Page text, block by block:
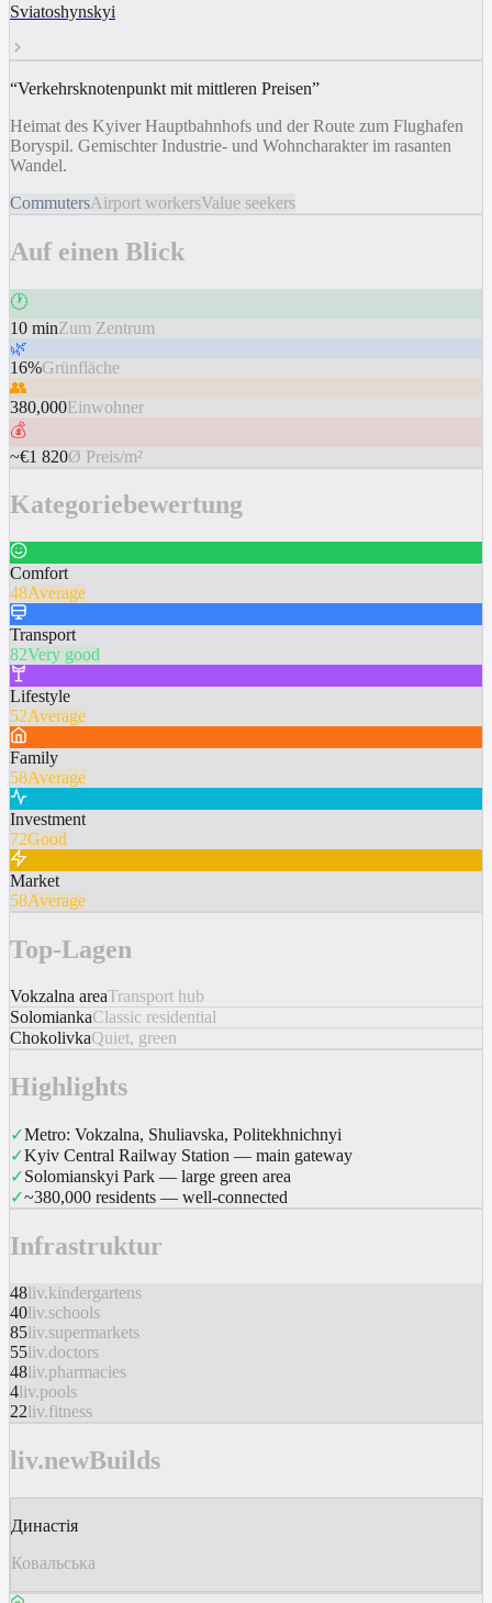
Sviatoshynskyi
“Verkehrsknotenpunkt mit mittleren Preisen”
Heimat des Kyiver Hauptbahnhofs und der Route zum Flughafen
Boryspil. Gemischter Industrie- und Wohncharakter im rasanten
Wandel.
CommutersAirport workersValue seekers
Auf einen Blick
🕐
10 minZum Zentrum
🌿
16%Grünfläche
👥
380,000Einwohner
💰
~€1 820Ø Preis/m²
Kategoriebewertung
Comfort
48Average
Transport
82Very good
Lifestyle
52Average
Family
58Average
Investment
72Good
Market
58Average
Top-Lagen
Vokzalna areaTransport hub
SolomiankaClassic residential
ChokolivkaQuiet, green
Highlights
✓Metro: Vokzalna, Shuliavska, Politekhnichnyi
✓Kyiv Central Railway Station — main gateway
✓Solomianskyi Park — large green area
✓~380,000 residents — well-connected
Infrastruktur
48liv.kindergartens
40liv.schools
85liv.supermarkets
55liv.doctors
48liv.pharmacies
4liv.pools
22liv.fitness
liv.newBuilds
Династія
Ковальська